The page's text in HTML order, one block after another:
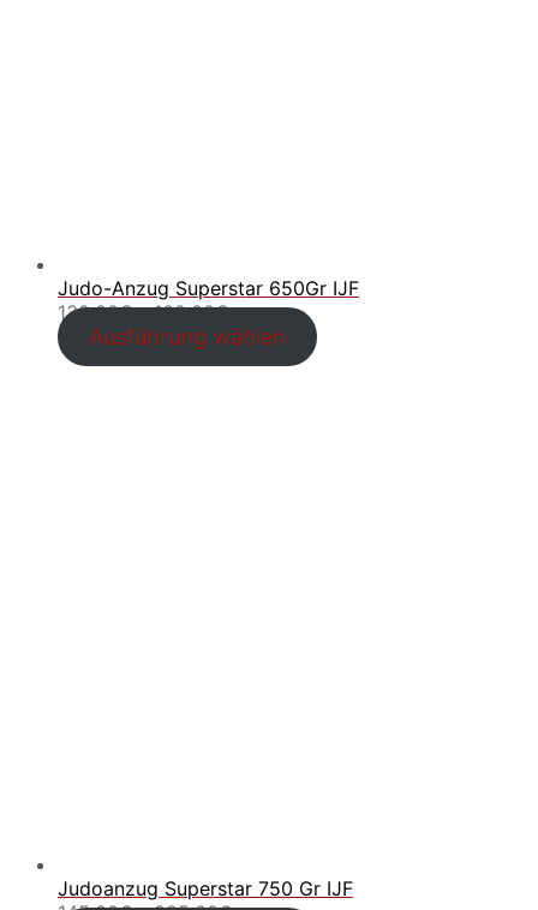
Judo-Anzug Superstar 650Gr IJF
130.00€ –160.00€Preisspanne:
130.00€
Ausführung wählen
Judoanzug Superstar 750 Gr IJF